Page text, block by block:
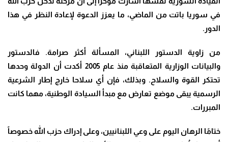
في سوريا باتت من الماضي، ما يعزز الدعوة لإعادة النظر في هذا
الدور .
من زاوية الدستور اللبناني، المسألة أكثر صرامة. فالدستور
والبيانات الوزارية المتعاقبة منذ عام 2005 أكدت أن الدولة وحدها
تحتكر القوة والسلاح. وبذلك، فإن أي سلاحا خارج إطار الشرعية
الرسمية يبقى موضع تعارض مع مبدأ السيادة الوطنية، مهما كانت
المبررات.
ختامًا الرهان اليوم على وعي اللبنانيين، وعلى إدراك حزب الله خصوصاً